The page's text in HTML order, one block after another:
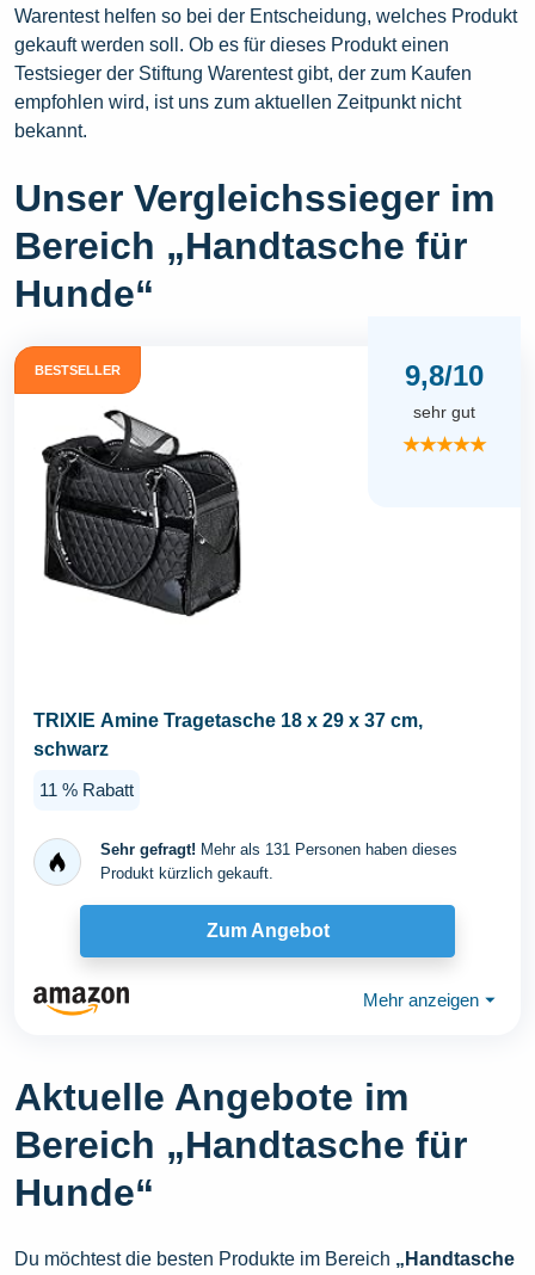
Warentest helfen so bei der Entscheidung, welches Produkt
gekauft werden soll. Ob es für dieses Produkt einen
Testsieger der Stiftung Warentest gibt, der zum Kaufen
empfohlen wird, ist uns zum aktuellen Zeitpunkt nicht
bekannt.
Unser Vergleichssieger im
Bereich „Handtasche für
Hunde“
BESTSELLER 9,8/10
sehr gut
★★★★★
TRIXIE Amine Tragetasche 18 x 29 x 37 cm,
schwarz
11 % Rabatt
Sehr gefragt! Mehr als 131 Personen haben dieses
Produkt kürzlich gekauft.
Zum Angebot
Mehr anzeigen ⏷
Aktuelle Angebote im
Bereich „Handtasche für
Hunde“
Du möchtest die besten Produkte im Bereich „Handtasche